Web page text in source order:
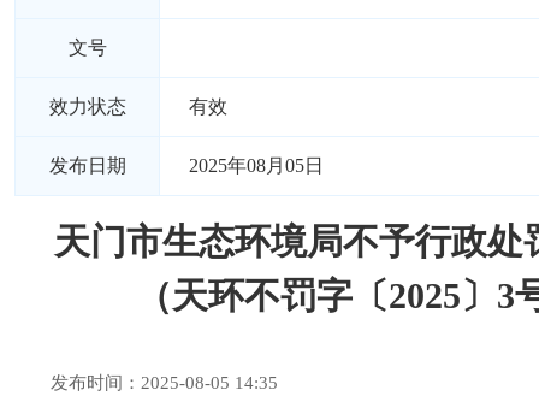
文号
效力状态 有效
发布日期 2025年08月05日
天门市生态环境局不予行政处
（天环不罚字〔2025〕3
发布时间：2025-08-05 14:35